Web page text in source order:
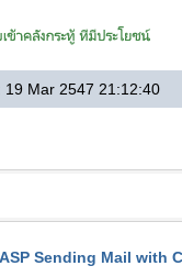
19 Mar 2547 21:12:40
ASP Sending Mail with